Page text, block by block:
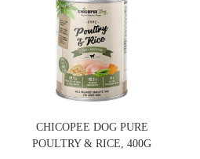
CHICOPEE DOG PURE
POULTRY & RICE, 400G